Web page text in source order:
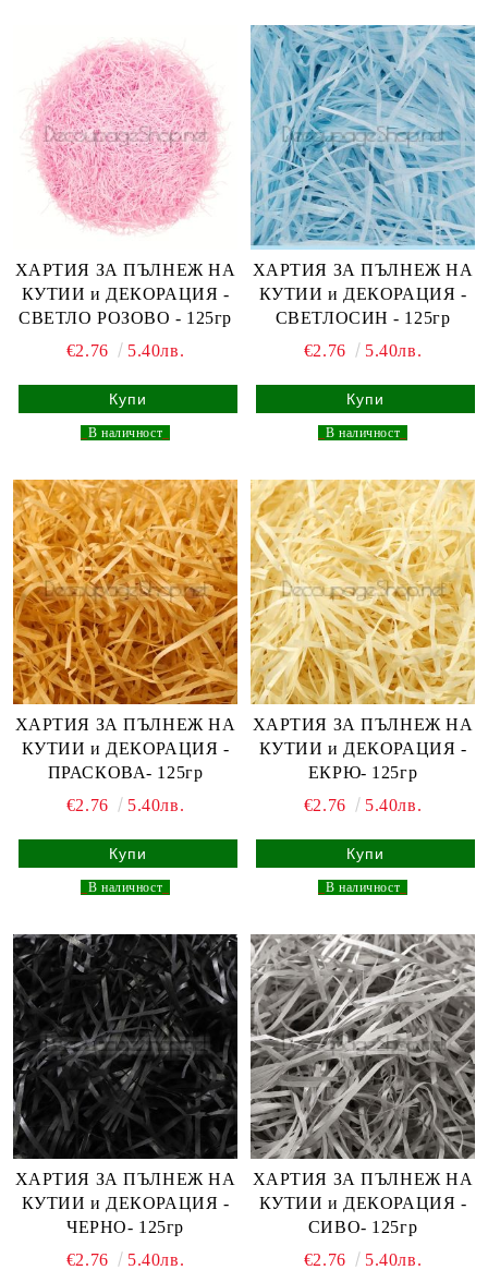
ХАРТИЯ ЗА ПЪЛНЕЖ НА
КУТИИ и ДЕКОРАЦИЯ -
СВЕТЛО РОЗОВО - 125гр
€2.76
5.40лв.
В наличност
ХАРТИЯ ЗА ПЪЛНЕЖ НА
КУТИИ и ДЕКОРАЦИЯ -
СВЕТЛОСИН - 125гр
€2.76
5.40лв.
В наличност
ХАРТИЯ ЗА ПЪЛНЕЖ НА
КУТИИ и ДЕКОРАЦИЯ -
ПРАСКОВА- 125гр
€2.76
5.40лв.
В наличност
ХАРТИЯ ЗА ПЪЛНЕЖ НА
КУТИИ и ДЕКОРАЦИЯ -
ЕКРЮ- 125гр
€2.76
5.40лв.
В наличност
ХАРТИЯ ЗА ПЪЛНЕЖ НА
КУТИИ и ДЕКОРАЦИЯ -
ЧЕРНО- 125гр
€2.76
5.40лв.
ХАРТИЯ ЗА ПЪЛНЕЖ НА
КУТИИ и ДЕКОРАЦИЯ -
СИВО- 125гр
€2.76
5.40лв.